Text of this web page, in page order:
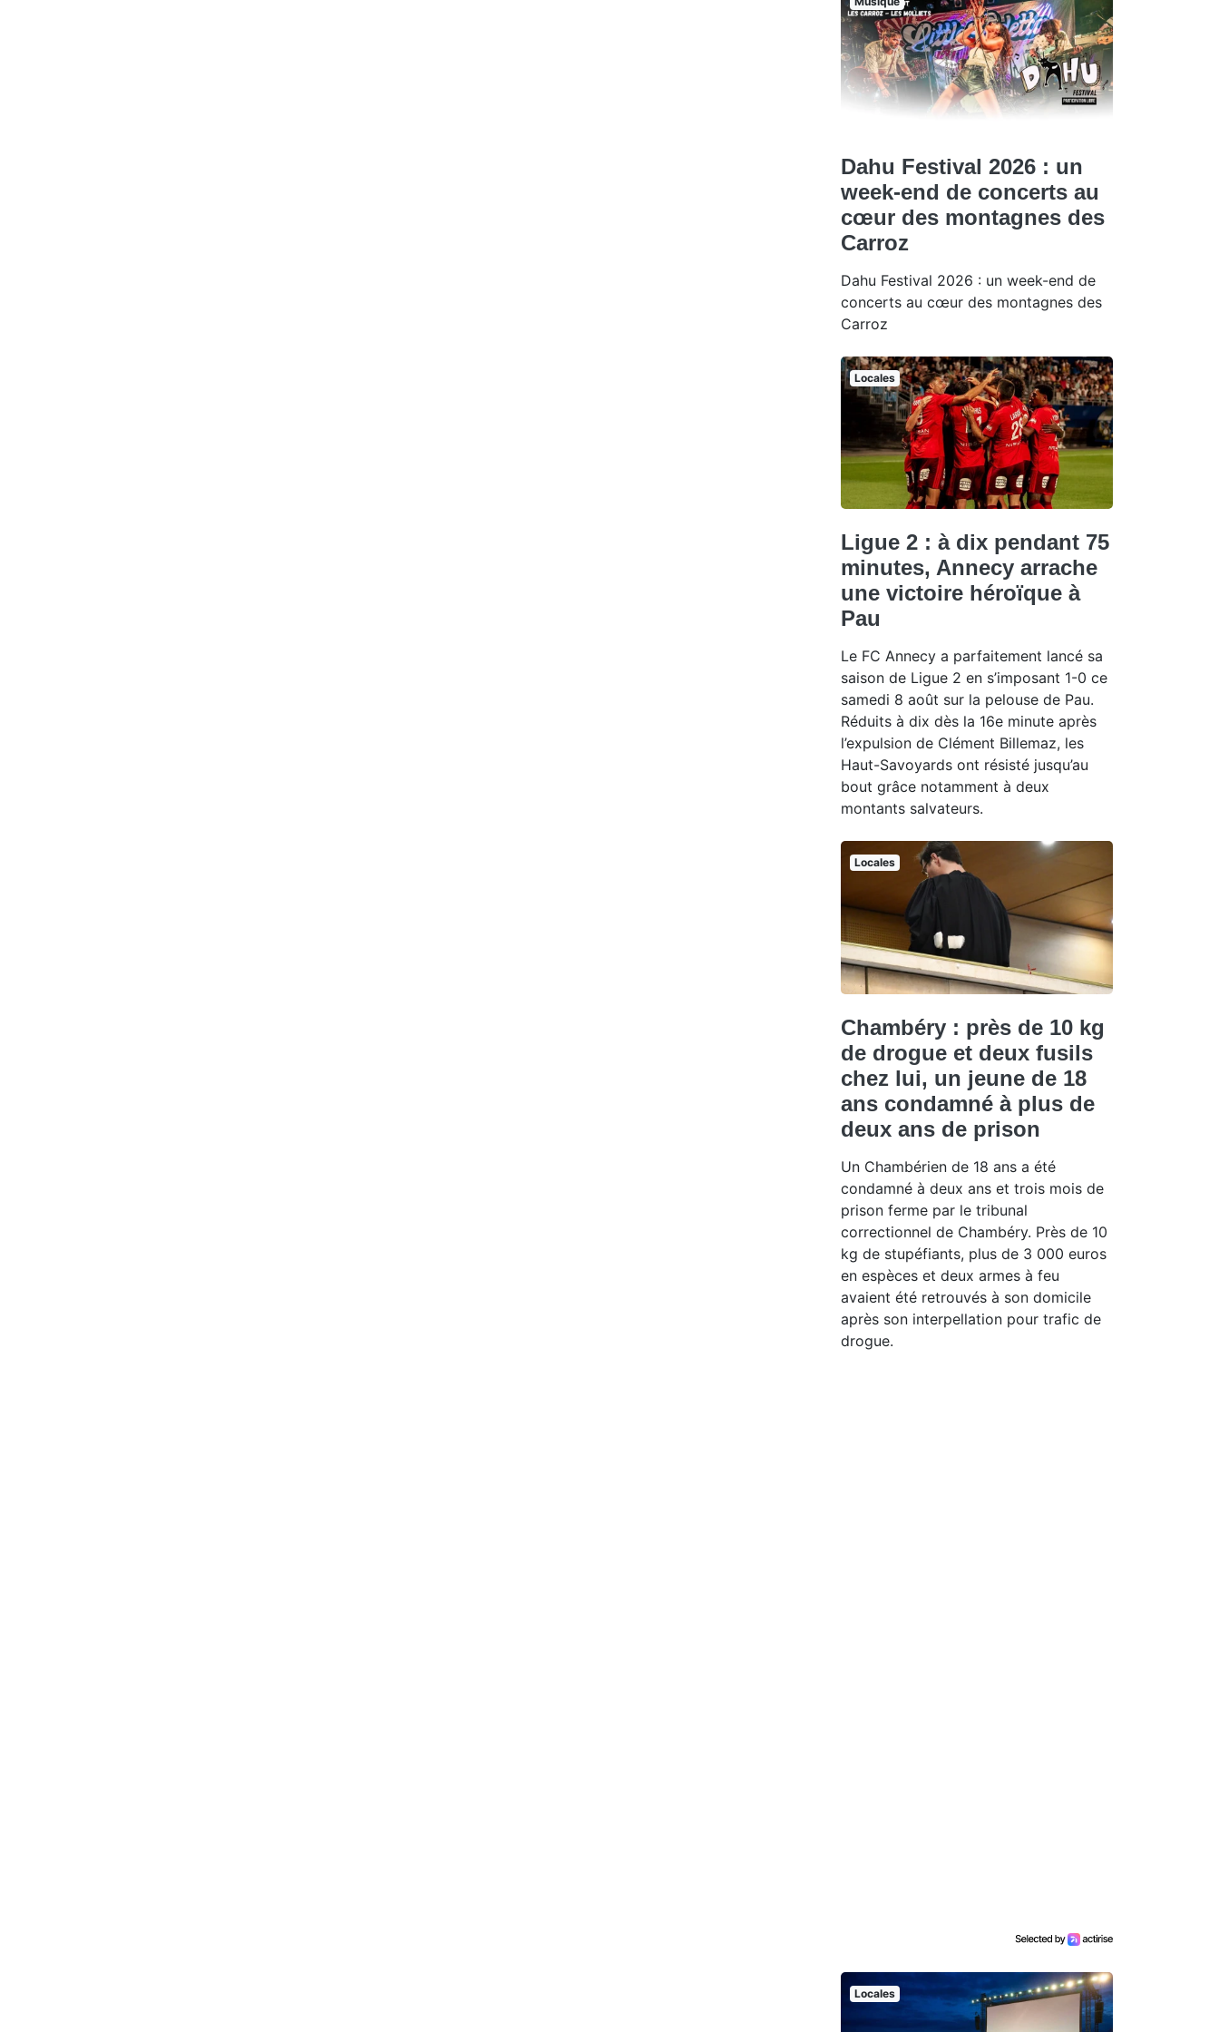
Dahu Festival 2026 : un
week-end de concerts au
cœur des montagnes des
Carroz
Dahu Festival 2026 : un week-end de
concerts au cœur des montagnes des
Carroz
Locales
Ligue 2 : à dix pendant 75
minutes, Annecy arrache
une victoire héroïque à
Pau
Le FC Annecy a parfaitement lancé sa
saison de Ligue 2 en s’imposant 1-0 ce
samedi 8 août sur la pelouse de Pau.
Réduits à dix dès la 16e minute après
l’expulsion de Clément Billemaz, les
Haut-Savoyards ont résisté jusqu’au
bout grâce notamment à deux
montants salvateurs.
Locales
Chambéry : près de 10 kg
de drogue et deux fusils
chez lui, un jeune de 18
ans condamné à plus de
deux ans de prison
Un Chambérien de 18 ans a été
condamné à deux ans et trois mois de
prison ferme par le tribunal
correctionnel de Chambéry. Près de 10
kg de stupéfiants, plus de 3 000 euros
en espèces et deux armes à feu
avaient été retrouvés à son domicile
après son interpellation pour trafic de
drogue.
Locales